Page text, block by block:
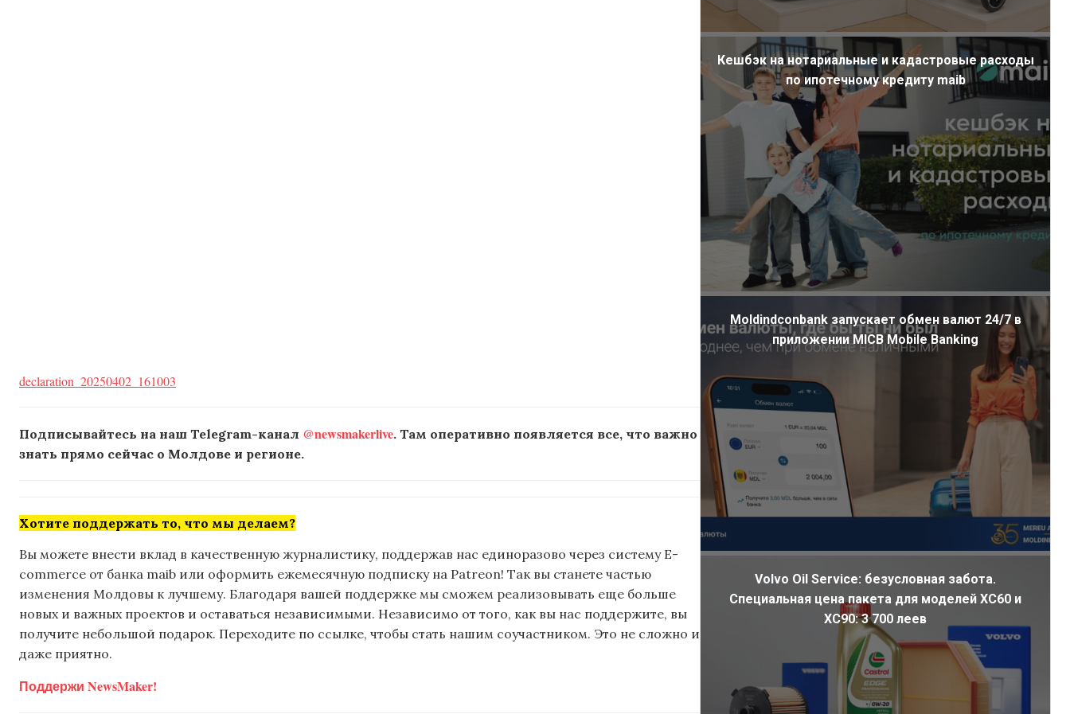
declaration_20250402_161003
Подписывайтесь на наш Telegram-канал @newsmakerlive. Там оперативно появляется все, что важно
знать прямо сейчас о Молдове и регионе.
Хотите поддержать то, что мы делаем?
Вы можете внести вклад в качественную журналистику, поддержав нас единоразово через систему E-
commerce от банка maib или оформить ежемесячную подписку на Patreon! Так вы станете частью
изменения Молдовы к лучшему. Благодаря вашей поддержке мы сможем реализовывать еще больше
новых и важных проектов и оставаться независимыми. Независимо от того, как вы нас поддержите, вы
получите небольшой подарок. Переходите по ссылке, чтобы стать нашим соучастником. Это не сложно и
даже приятно.
Поддержи NewsMaker!
Кешбэк на нотариальные и кадастровые расходы
по ипотечному кредиту maib
Moldindconbank запускает обмен валют 24/7 в
приложении MICB Mobile Banking
Volvo Oil Service: безусловная забота.
Специальная цена пакета для моделей XC60 и
XC90: 3 700 леев